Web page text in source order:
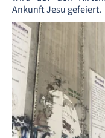
Ankunft Jesu gefeiert.